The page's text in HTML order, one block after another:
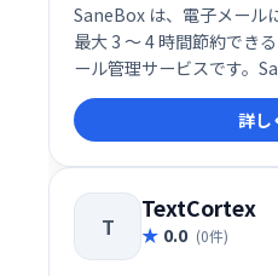
SaneBox は、電子メール
最大 3 ～ 4 時間節約でき
ール管理サービスです。
ズムと機械学習を使用し
要度に応じて自動的にフ
により、無関係なメッセ
し、重要なこと、つまり
とに集中できるようになり
詳し
T
TextCortex
0.0 (0件)